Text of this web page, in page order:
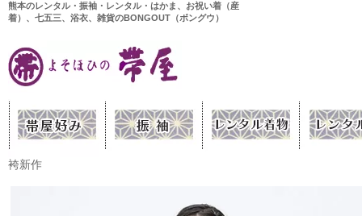
熊本のレンタル・振袖・レンタル・はかま、お祝い着（産
着）、七五三、浴衣、雑貨のBONGOUT（ボングウ）
袴新作